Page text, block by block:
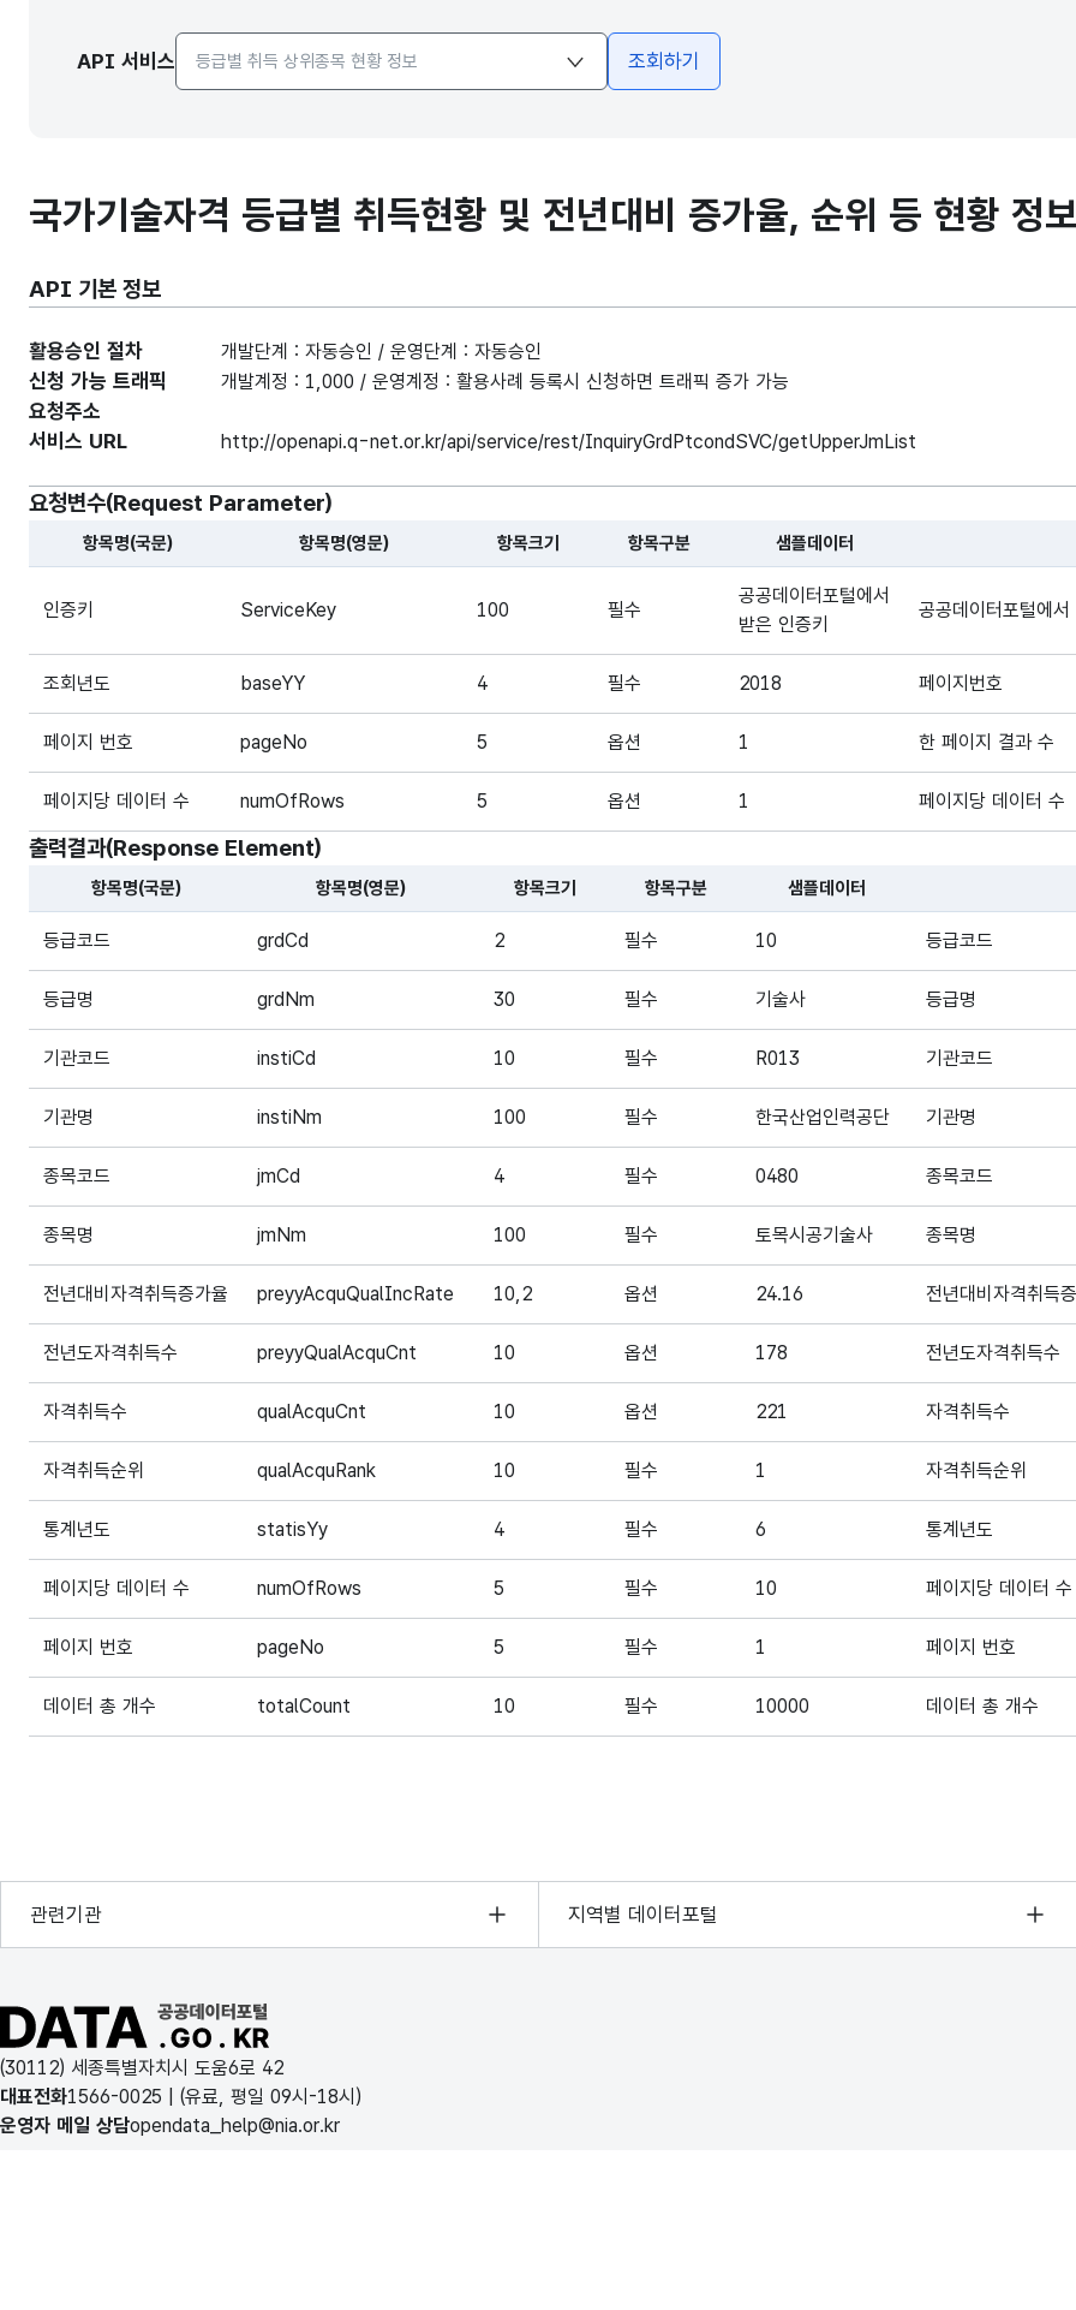
API 서비스
API서비스 종류 선택
조회하기
국가기술자격 등급별 취득현황 및 전년대비 증가율, 순위 등 현황 정
API 기본 정보
활용승인 절차 개발단계 : 자동승인 / 운영단계 : 자동승인
신청 가능 트래픽 개발계정 : 1,000 / 운영계정 : 활용사례 등록시 신청하면 트래픽 증가 가능
요청주소
서비스 URL
http://openapi.q-net.or.kr/api/service/rest/InquiryGrdPtcondSVC/getUpperJmList
요청변수(Request Parameter)
해당 오픈API의 요청변수(Request Parameter) 항목에 대한 표로, 국문항목명, 영문 항목명, 항목크기, 항목구분, 샘플데이터,
항목명(국문) 항목명(영문) 항목크기 항목구분 샘플데이터
인증키 ServiceKey 100 필수
공공데이터포털에서
받은 인증키
공공데이터포털에
조회년도 baseYY 4 필수 2018 페이지번호
페이지 번호 pageNo 5 옵션 1 한 페이지 결과 수
페이지당 데이터 수 numOfRows 5 옵션 1 페이지당 데이터 수
출력결과(Response Element)
해당 오픈API의 출력결과(Response Element) 항목에 대한 표로, 국문항목명, 영문 항목명, 항목크기, 항목구분, 샘플데이터,
항목명(국문) 항목명(영문) 항목크기 항목구분 샘플데이터
등급코드 grdCd 2 필수 10 등급코드
등급명 grdNm 30 필수 기술사 등급명
기관코드 instiCd 10 필수 R013 기관코드
기관명 instiNm 100 필수 한국산업인력공단 기관명
종목코드 jmCd 4 필수 0480 종목코드
종목명 jmNm 100 필수 토목시공기술사 종목명
전년대비자격취득증가율 preyyAcquQualIncRate 10,2 옵션 24.16 전년대비자격취득
전년도자격취득수 preyyQualAcquCnt 10 옵션 178 전년도자격취득수
자격취득수 qualAcquCnt 10 옵션 221 자격취득수
자격취득순위 qualAcquRank 10 필수 1 자격취득순위
통계년도 statisYy 4 필수 6 통계년도
페이지당 데이터 수 numOfRows 5 필수 10 페이지당 데이터 수
페이지 번호 pageNo 5 필수 1 페이지 번호
데이터 총 개수 totalCount 10 필수 10000 데이터 총 개수
관련기관
행정안전부
한국지능정보사회진흥원
국가정보자원관리원
한국지역정보개발원
지역별 데이터포털
서울 열린데이터광장
경기데이터드림
공공데이터포털 바로가기
(30112) 세종특별자치시 도움6로 42
대표전화1566-0025 | (유료, 평일 09시-18시)
운영자 메일 상담opendata_help@nia.or.kr